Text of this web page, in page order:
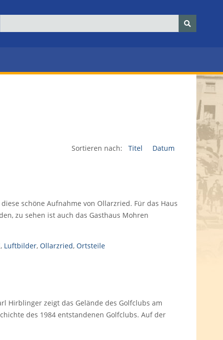
Sortieren nach: Titel Datum
schöne Aufnahme von Ollarzried. Für das Haus
zu sehen ist auch das Gasthaus Mohren
, Luftbilder, Ollarzried, Ortsteile
Hirblinger zeigt das Gelände des Golfclubs am
des 1984 entstandenen Golfclubs. Auf der